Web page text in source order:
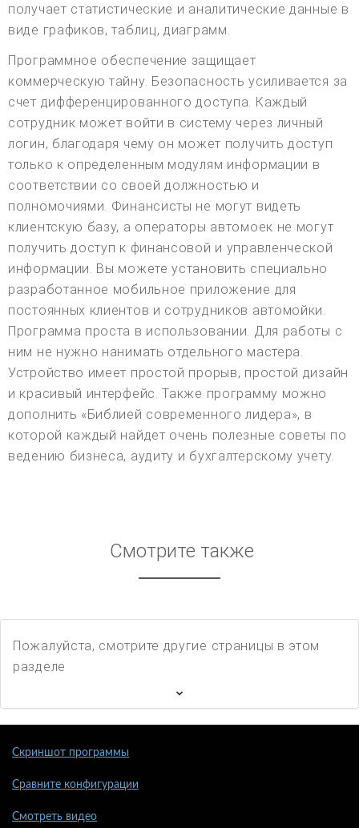
получает статистические и аналитические данные в
виде графиков, таблиц, диаграмм.
Программное обеспечение защищает
коммерческую тайну. Безопасность усиливается за
счет дифференцированного доступа. Каждый
сотрудник может войти в систему через личный
логин, благодаря чему он может получить доступ
только к определенным модулям информации в
соответствии со своей должностью и
полномочиями. Финансисты не могут видеть
клиентскую базу, а операторы автомоек не могут
получить доступ к финансовой и управленческой
информации. Вы можете установить специально
разработанное мобильное приложение для
постоянных клиентов и сотрудников автомойки.
Программа проста в использовании. Для работы с
ним не нужно нанимать отдельного мастера.
Устройство имеет простой прорыв, простой дизайн
и красивый интерфейс. Также программу можно
дополнить «Библией современного лидера», в
которой каждый найдет очень полезные советы по
ведению бизнеса, аудиту и бухгалтерскому учету.
Смотрите также
Пожалуйста, смотрите другие страницы в этом
разделе
Скриншот программы
Сравните конфигурации
Смотреть видео